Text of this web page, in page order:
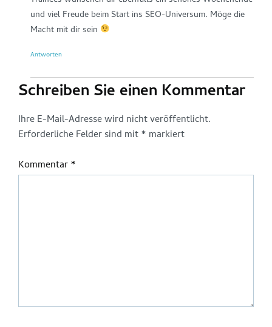
und viel Freude beim Start ins SEO-Universum. Möge die
Macht mit dir sein
Antworten
Schreiben Sie einen Kommentar
Ihre E-Mail-Adresse wird nicht veröffentlicht.
Erforderliche Felder sind mit* markiert
Kommentar*